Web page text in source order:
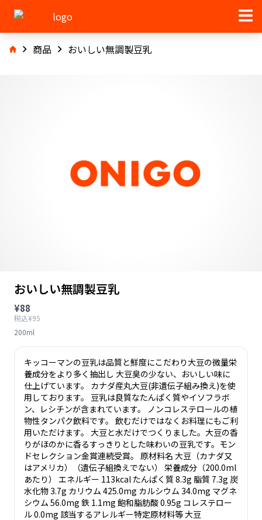
商品 おいしい無調製豆乳
おいしい無調製豆乳
¥88
税込¥95
200ml
キッコーマンの豆乳は品質と鮮度にこだわり大豆の微量栄
養成分をより多く抽出し 大豆臭の少ない、おいしい味に
仕上げています。 カナダ産丸大豆(非遺伝子組み換え)を使
用しております。 豆乳は良質なたんぱく質やイソフラボ
ン、レシチンが含まれています。 ノンコレステロールの植
物性タンパク飲料です。 飲むだけではなくお料理にもご利
用いただけます。 大豆と水だけでつくりました。大豆の香
りがほのかに香るすっきりとした味わいの豆乳です。モン
ドセレクション金賞連続受賞。 原材料名 大豆（カナダ又
はアメリカ）（遺伝子組換えでない） 栄養成分（200.0ml
あたり） エネルギー 113kcal たんぱく質 8.3g 脂質 7.3g 炭
水化物 3.7g カリウム 425.0mg カルシウム 34.0mg マグネ
シウム 56.0mg 鉄 1.1mg 飽和脂肪酸 0.95g コレステロー
ル 0.0mg 該当するアレルギー特定原材料等 大豆